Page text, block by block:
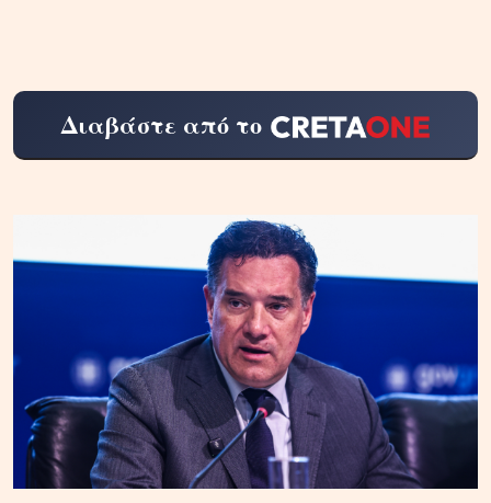
Διαβάστε από το